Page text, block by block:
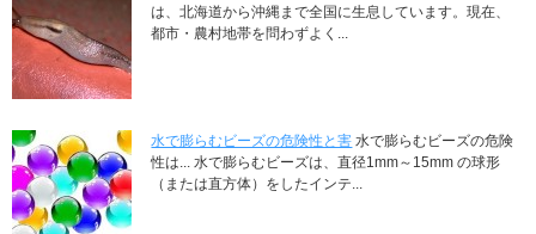
は、北海道から沖縄まで全国に生息しています。現在、
都市・農村地帯を問わずよく...
水で膨らむビーズの危険性と害 水で膨らむビーズの危険
性は... 水で膨らむビーズは、直径1mm～15mm の球形
（または直方体）をしたインテ...